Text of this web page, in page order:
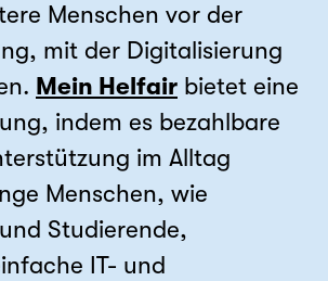
Menschen vor der
mit der Digitalisierung
Mein Helfair bietet eine
indem es bezahlbare
im Alltag
Menschen, wie
Studierende,
IT- und